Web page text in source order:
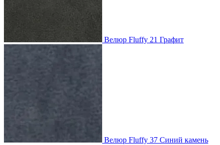
Велюр Fluffy 21 Графит
Велюр Fluffy 37 Синий камень